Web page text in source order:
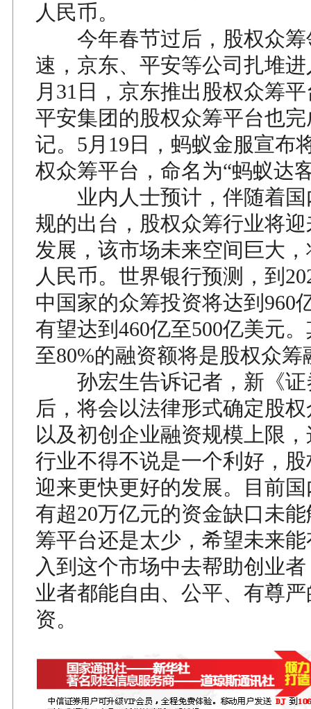
人民币。
今年春节过后，股权众筹
速，京东、平安等公司扎堆
月31日，京东推出股权众筹
平安集团的股权众筹平台也
记。5月19日，蚂蚁金服宣布
权众筹平台，命名为“蚂蚁达
业内人士预计，伴随着国
规的出台，股权众筹行业将
发展，该市场未来空间巨大
人民币。世界银行预测，到
中国家的众筹投资将达到960
有望达到460亿至500亿美元
至80%的融资额将是股权众筹
孙宏生告诉记者，新《证
后，将会以法律形式确定股
以及初创企业融资规模上限
行业不得不说是一个利好，
迎来更快更好的发展。目前
有超20万亿元的资金缺口未
筹平台还是太少，希望未来
入到这个市场中去帮助创业
业者都能自由、公平、有尊
资。